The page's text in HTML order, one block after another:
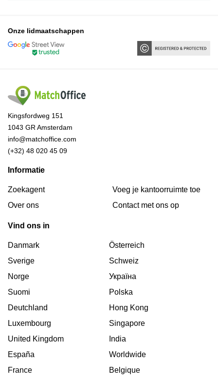
Onze lidmaatschappen
Kingsfordweg 151
1043 GR Amsterdam
info@matchoffice.com
(+32) 48 020 45 09
Informatie
Zoekagent
Over ons
Voeg je kantoorruimte toe
Сontact met ons op
Vind ons in
Danmark
Sverige
Norge
Suomi
Deutchland
Luxembourg
United Kingdom
España
France
Österreich
Schweiz
Україна
Polska
Hong Kong
Singapore
India
Worldwide
Belgique